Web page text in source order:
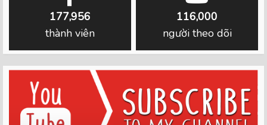
177,956
thành viên
116,000
người theo dõi